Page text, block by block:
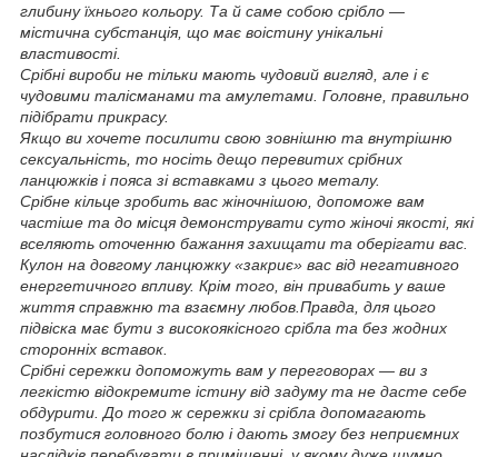
глибину їхнього кольору. Та й саме собою срібло —
містична субстанція, що має воістину унікальні
властивості.
Срібні вироби не тільки мають чудовий вигляд, але і є
чудовими талісманами та амулетами. Головне, правильно
підібрати прикрасу.
Якщо ви хочете посилити свою зовнішню та внутрішню
сексуальність, то носіть дещо перевитих срібних
ланцюжків і пояса зі вставками з цього металу.
Срібне кільце зробить вас жіночнішою, допоможе вам
частіше та до місця демонструвати суто жіночі якості, які
вселяють оточенню бажання захищати та оберігати вас.
Кулон на довгому ланцюжку «закриє» вас від негативного
енергетичного впливу. Крім того, він привабить у ваше
життя справжню та взаємну любов.Правда, для цього
підвіска має бути з високоякісного срібла та без жодних
сторонніх вставок.
Срібні сережки допоможуть вам у переговорах — ви з
легкістю відокремите істину від задуму та не дасте себе
обдурити. До того ж сережки зі срібла допомагають
позбутися головного болю і дають змогу без неприємних